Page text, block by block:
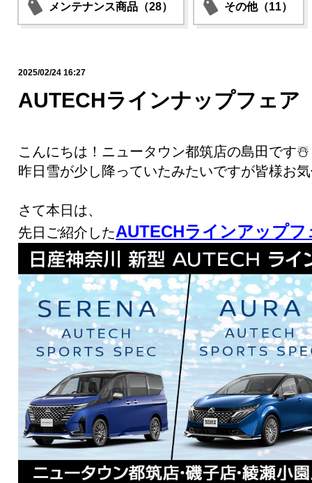
メンテナンス商品（28） その他（11）
2025/02/24 16:27
AUTECHラインナップフェア
こんにちは！ニュータウン都筑店の島田です☃️
昨日雪が少し降っていたみたいですが皆様お
さて本日は、
先日ご紹介したAUTECHラインアップフ